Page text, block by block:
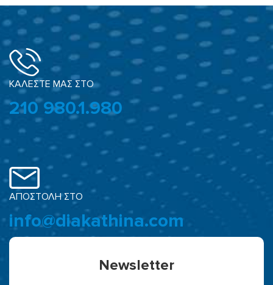
ΚΑΛΕΣΤΕ ΜΑΣ ΣΤΟ
210 980.1.980
ΑΠΟΣΤΟΛΗ ΣΤΟ
info@diakathina.com
Newsletter